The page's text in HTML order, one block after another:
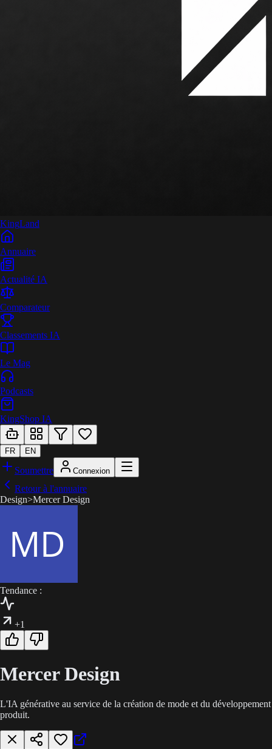
KingLand
Annuaire
Actualité IA
Comparateur
Classements IA
Le Mag
Podcasts
KingShop IA
FR EN
Soumettre Connexion
Retour à l'annuaire
Design>Mercer Design
Tendance :
+1
Mercer Design
L'IA générative au service de la création de mode et du développement
produit.